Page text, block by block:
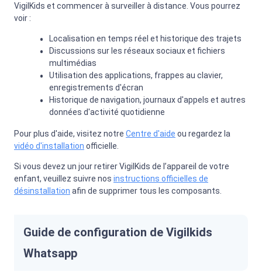
VigilKids et commencer à surveiller à distance. Vous pourrez
voir :
Localisation en temps réel et historique des trajets
Discussions sur les réseaux sociaux et fichiers
multimédias
Utilisation des applications, frappes au clavier,
enregistrements d'écran
Historique de navigation, journaux d'appels et autres
données d'activité quotidienne
Pour plus d'aide, visitez notre Centre d'aide ou regardez la
vidéo d'installation officielle.
Si vous devez un jour retirer VigilKids de l’appareil de votre
enfant, veuillez suivre nos instructions officielles de
désinstallation afin de supprimer tous les composants.
Guide de configuration de Vigilkids
Whatsapp